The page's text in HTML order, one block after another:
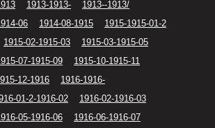
1913-1913-
1913--1913/
06 1914-08-1915
1915-1915-01-2
1915-02-1915-03
1915-03-1915-05
07-1915-09
1915-10-1915-11
12-1916
1916-1916-
01-2-1916-02
1916-02-1916-03
05-1916-06
1916-06-1916-07